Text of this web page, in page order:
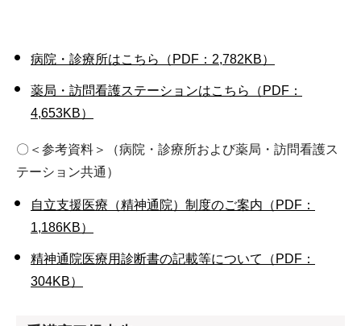
病院・診療所はこちら（PDF：2,782KB）
薬局・訪問看護ステーションはこちら（PDF：
4,653KB）
〇＜参考資料＞（病院・診療所および薬局・訪問看護ス
テーション共通）
自立支援医療（精神通院）制度のご案内（PDF：
1,186KB）
精神通院医療用診断書の記載等について（PDF：
304KB）